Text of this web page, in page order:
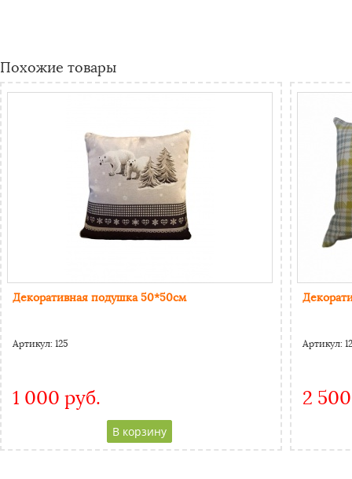
Похожие товары
Декоративная подушка 50*50см
Артикул: 125
1 000 руб.
Артикул:
2